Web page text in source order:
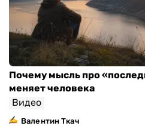
Почему мысль про
меняет человека
Видео
Валентин Ткач